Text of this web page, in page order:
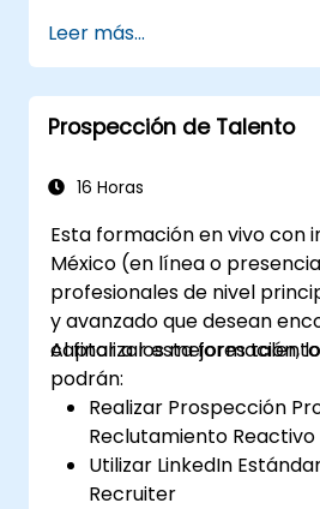
Contar con acceso a
talento y reclutamiento.
Leer más...
Prospección de Talento
16 Horas
Esta formación en vivo con
México (en línea o
profesionales de nivel
y avanzado que desean
captar a los mejores
Al finalizar esta formación,
podrán:
Realizar Prospección
Reclutamiento Reactivo
Utilizar LinkedIn
Recruiter